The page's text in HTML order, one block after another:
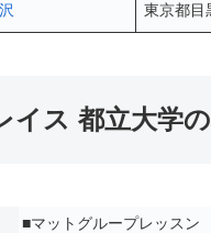
東京都目
イス 都立大学
■マットグループレッスン